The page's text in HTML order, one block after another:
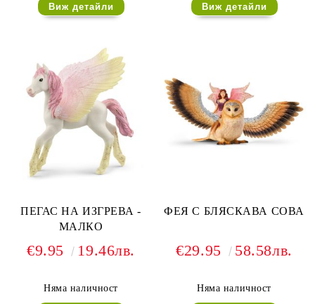
Виж детайли Виж детайли
ПЕГАС НА ИЗГРЕВА -
МАЛКО
€9.95 19.46лв.
Няма наличност
ФЕЯ С БЛЯСКАВА СОВА
€29.95 58.58лв.
Няма наличност